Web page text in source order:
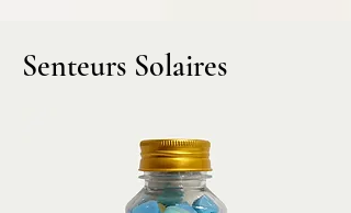
Senteurs Solaires